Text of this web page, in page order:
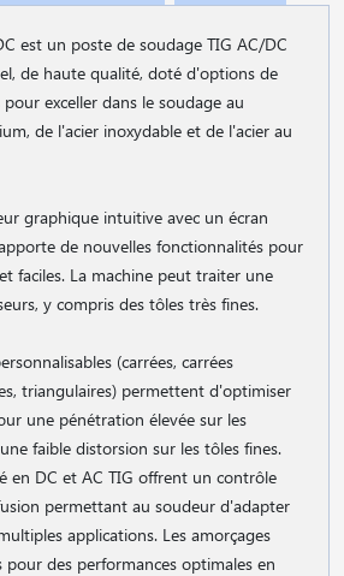
est un poste de soudage TIG AC/DC
de haute qualité, doté d'options de
exceller dans le soudage au
de l'acier inoxydable et de l'acier au
graphique intuitive avec un écran
de nouvelles fonctionnalités pour
faciles. La machine peut traiter une
y compris des tôles très fines.
(carrées, carrées
triangulaires) permettent d'optimiser
une pénétration élevée sur les
faible distorsion sur les tôles fines.
en DC et AC TIG offrent un contrôle
permettant au soudeur d'adapter
applications. Les amorçages
pour des performances optimales en